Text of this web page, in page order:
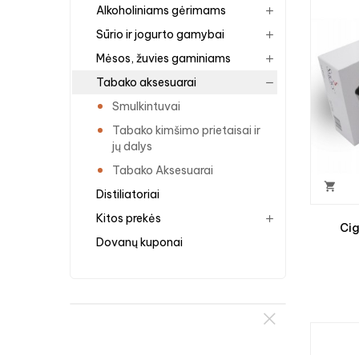
Alkoholiniams gėrimams
Sūrio ir jogurto gamybai
Mėsos, žuvies gaminiams
Tabako aksesuarai
Smulkintuvai
Tabako kimšimo prietaisai ir
jų dalys
Tabako Aksesuarai
Distiliatoriai
Kitos prekės
Dovanų kuponai
